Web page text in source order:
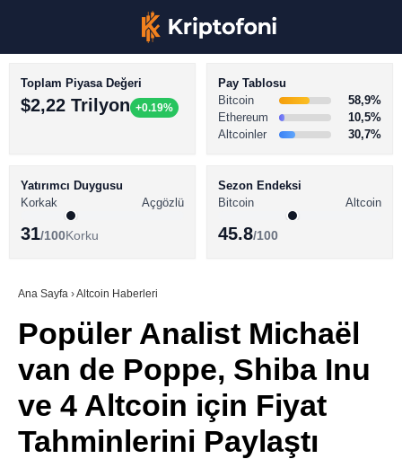
Youtube
TikTok
Pinterest
BİTCOİN HABERLERİ
ALTCOİN HABERLERİ
SÖZLÜK
Toplam Piyasa Değeri
$2,22 Trilyon +0.19%
Pay Tablosu
Bitcoin
58,9%
Ethereum
10,5%
Altcoinler
30,7%
Yatırımcı Duygusu
Korkak
Açgözlü
31/100Korku
Sezon Endeksi
Bitcoin
Altcoin
45.8/100
Ana Sayfa ›Altcoin Haberleri
Popüler Analist Michaël
van de Poppe, Shiba Inu
ve 4 Altcoin için Fiyat
Tahminlerini Paylaştı